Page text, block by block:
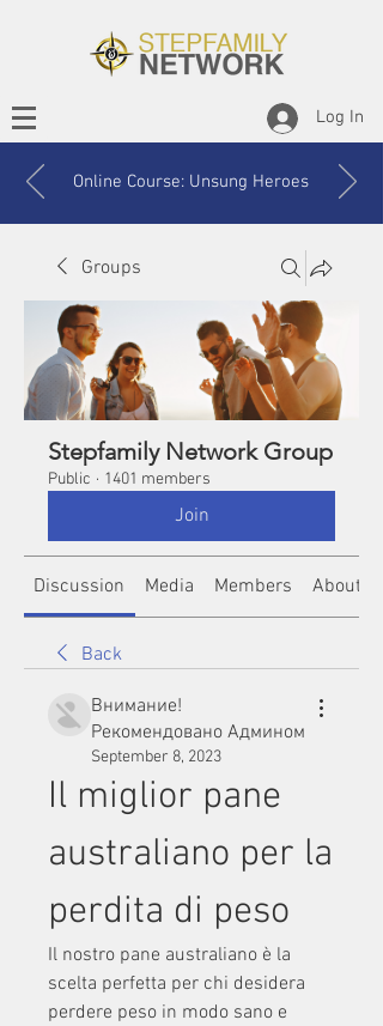
Log In
Online Course: Unsung Heroes
Groups
Stepfamily Network Group
Public · 1401 members
Join
Discussion Media Members About
Back
Внимание!
Рекомендовано Админом
September 8, 2023
Il miglior pane
australiano per la
perdita di peso
Il nostro pane australiano è la
scelta perfetta per chi desidera
perdere peso in modo sano e